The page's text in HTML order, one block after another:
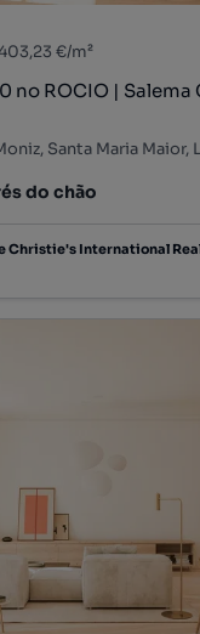
€/m²
no ROCIO | Salema
Santa Maria Maior,
quadrado
do chão
Christie's International